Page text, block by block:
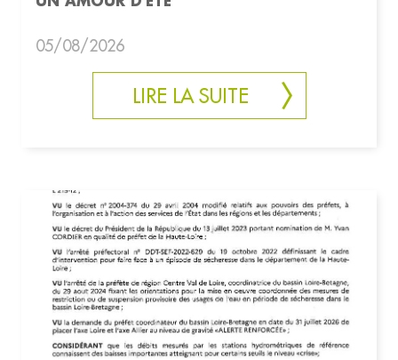
05/08/2026
LIRE LA SUITE